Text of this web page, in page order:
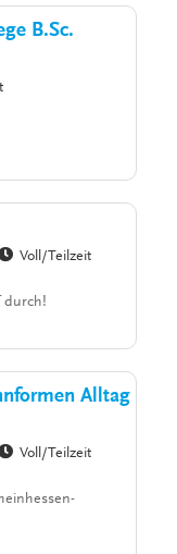
B.Sc.
Voll/Teilzeit
durch!
Alltag
Voll/Teilzeit